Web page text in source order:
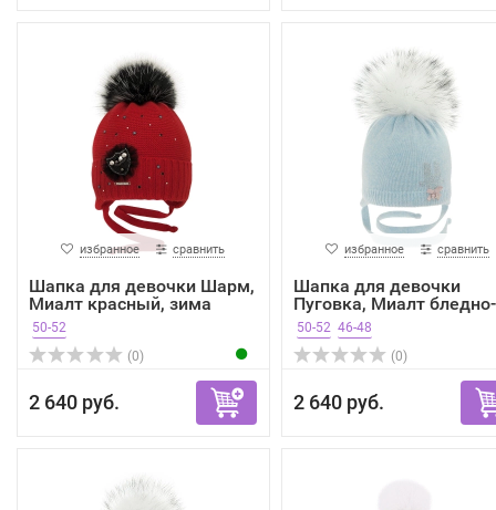
избранное сравнить
Шапка для девочки Шарм,
Миалт красный, зима
50-52
(0)
2 640 руб.
избранное сравнить
Шапка для девочки
Пуговка, Миалт бледно-
гол...
50-52 46-48
(0)
2 640 руб.